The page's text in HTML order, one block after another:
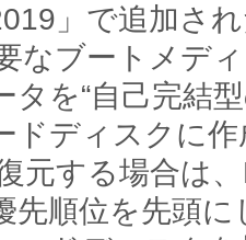
」で追加さ
なブートメデ
タを“自己完結
ドディスクに
元する場合は
先順位を先頭